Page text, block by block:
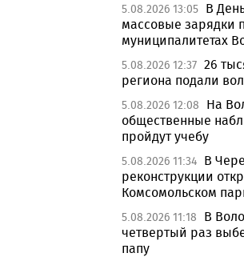
5.08.2026 13:05 В
массовые зарядки
муниципалитетах
5.08.2026 12:37 26
региона подали
5.08.2026 12:08
На
общественные
пройдут учебу
5.08.2026 11:34 В
реконструкции
Комсомольском
5.08.2026 11:18
В
четвертый раз
папу